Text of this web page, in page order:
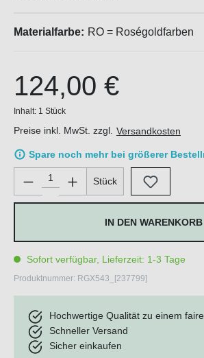
Materialfarbe: RO = Roségoldfarben
124,00 €
Inhalt: 1 Stück
Preise inkl. MwSt. zzgl. Versandkosten
Spare noch mehr bei größerer
Produkt Anzahl: Gib den gewünschten
Stück
IN DEN WARENKORB
Sofort verfügbar, Lieferzeit: 1-3 Tage
Produktnummer: RGX543_[237799]
Hochwertige Qualität zu einem
Schneller Versand
Sicher einkaufen